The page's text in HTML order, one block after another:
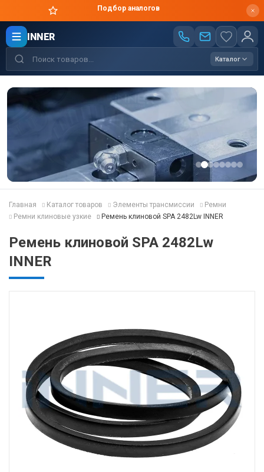
Подбор аналогов
INNER
Каталог
Главная Каталог товаров Элементы трансмиссии
Ремни
Ремни клиновые узкие
Ремень клиновой SPA 2482Lw INNER
Ремень клиновой SPA 2482Lw
INNER